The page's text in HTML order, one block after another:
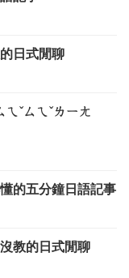
日式閒聊
ˇㄙㄟˇㄌㄧㄤ
的五分鐘日語記事
教的日式閒聊